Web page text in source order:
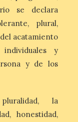
se declara
plural,
acatamiento
y
y de los
la
honestidad,